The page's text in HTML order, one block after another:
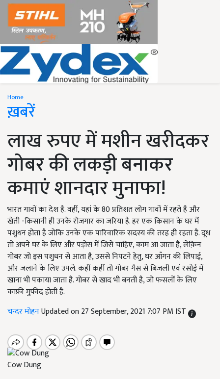
Home
ख़बरें
लाख रुपए में मशीन खरीदकर
गोबर की लकड़ी बनाकर
कमाएं शानदार मुनाफा!
भारत गावों का देश है. वहीं, यहां के 80 प्रतिशत लोग गावों में रहते हैं और
खेती -किसानी ही उनके रोजगार का जरिया है. हर एक किसान के घर में
पशुधन होता है जोकि उनके एक पारिवारिक सदस्य की तरह ही रहता है. दूध
तो अपने घर के लिए और पड़ोस में जिसे चाहिए, काम आ जाता है, लेक़िन
गोबर जो इस पशुधन से आता है, उससे निपटने हेतु, घर आँगन की लिपाई,
और जलाने के लिए उपले. कहीं कहीं तो गोबर गैस से बिजली एवं रसोई में
खाना भी पकाया जाता है. गोबर से खाद भी बनती है, जो फसलों के लिए
काफ़ी मुफीद होती है.
चन्दर मोहनUpdated on 27 September, 2021 7:07 PM IST
Cow Dung